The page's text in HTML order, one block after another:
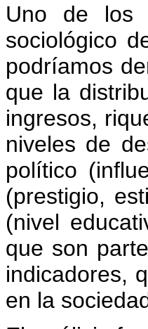
Uno de los
sociológico
podríamos
que la
ingresos,
niveles de
político
(prestigio,
(nivel
que son
indicadores,
en la